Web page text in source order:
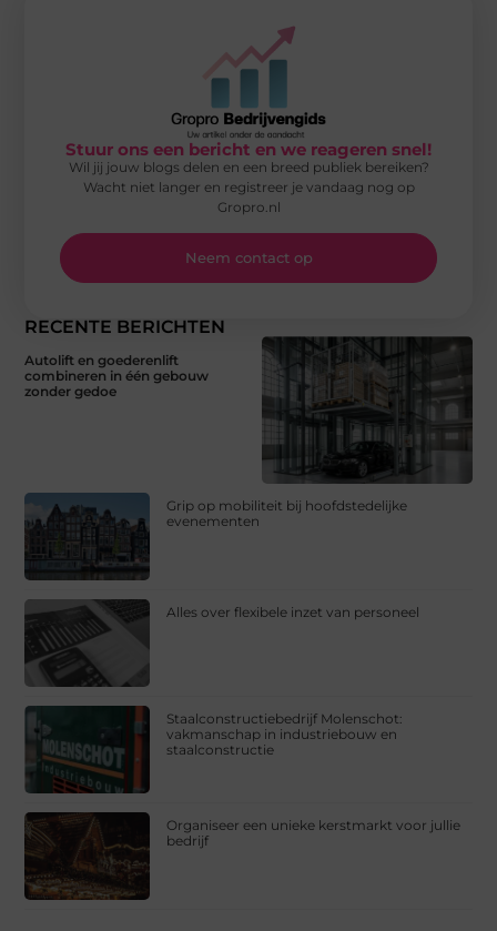
RECENTE BERICHTEN
Autolift en goederenlift
combineren in één gebouw
zonder gedoe
Grip op mobiliteit bij hoofdstedelijke
evenementen
Alles over flexibele inzet van personeel
Staalconstructiebedrijf Molenschot:
vakmanschap in industriebouw en
staalconstructie
Organiseer een unieke kerstmarkt voor jullie
bedrijf
Stuur ons een bericht en we reageren snel!
Wil jij jouw blogs delen en een breed publiek bereiken?
Wacht niet langer en registreer je vandaag nog op
Gropro.nl
Neem contact op